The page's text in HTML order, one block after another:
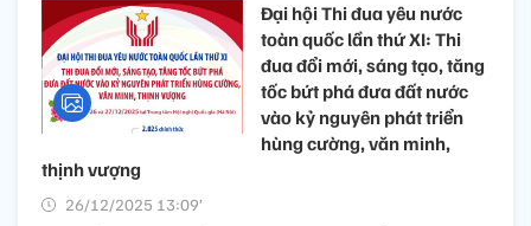
Đại hội Thi đua yêu nước
toàn quốc lần thứ XI: Thi
đua đổi mới, sáng tạo, tăng
tốc bứt phá đưa đất nước
vào kỷ nguyên phát triển
hùng cường, văn minh,
thịnh vượng
26/12/2025 13:09’